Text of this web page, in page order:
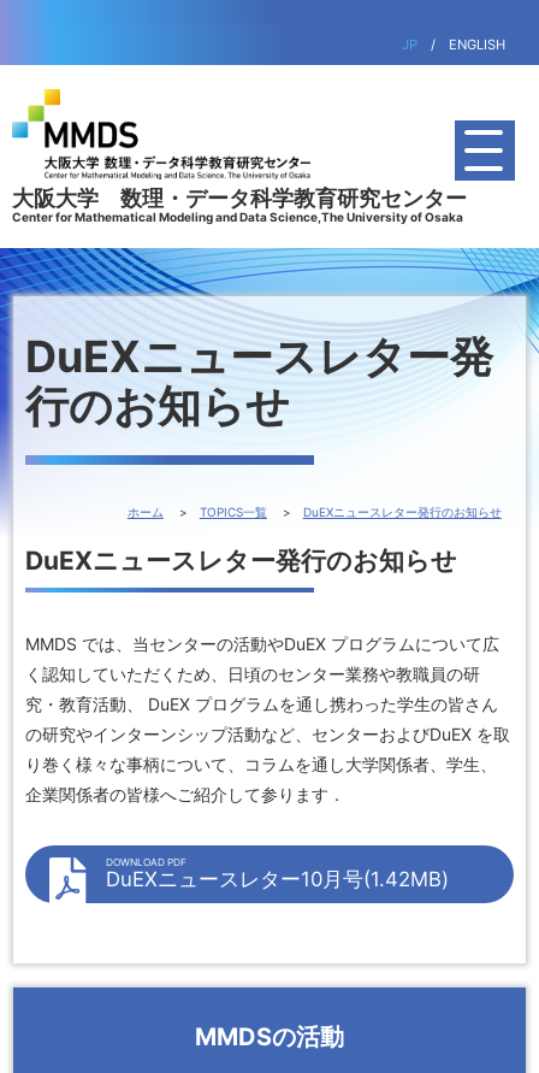
JP / ENGLISH
大阪大学 数理・データ科学教育研究センター
Center for Mathematical Modeling and Data Science,The University of Osaka
DuEXニュースレター発
行のお知らせ
ホーム TOPICS一覧 DuEXニュースレター発行のお知らせ
DuEXニュースレター発行のお知らせ
MMDS では、当センターの活動やDuEX プログラムについて広
く認知していただくため、⽇頃のセンター業務や教職員の研
究・教育活動、 DuEX プログラムを通し携わった学⽣の皆さん
の研究やインターンシップ活動など、センターおよびDuEX を取
り巻く様々な事柄について、コラムを通し⼤学関係者、学⽣、
企業関係者の皆様へご紹介して参ります．
DOWNLOAD PDF
DuEXニュースレター10月号(1.42MB)
MMDSの活動